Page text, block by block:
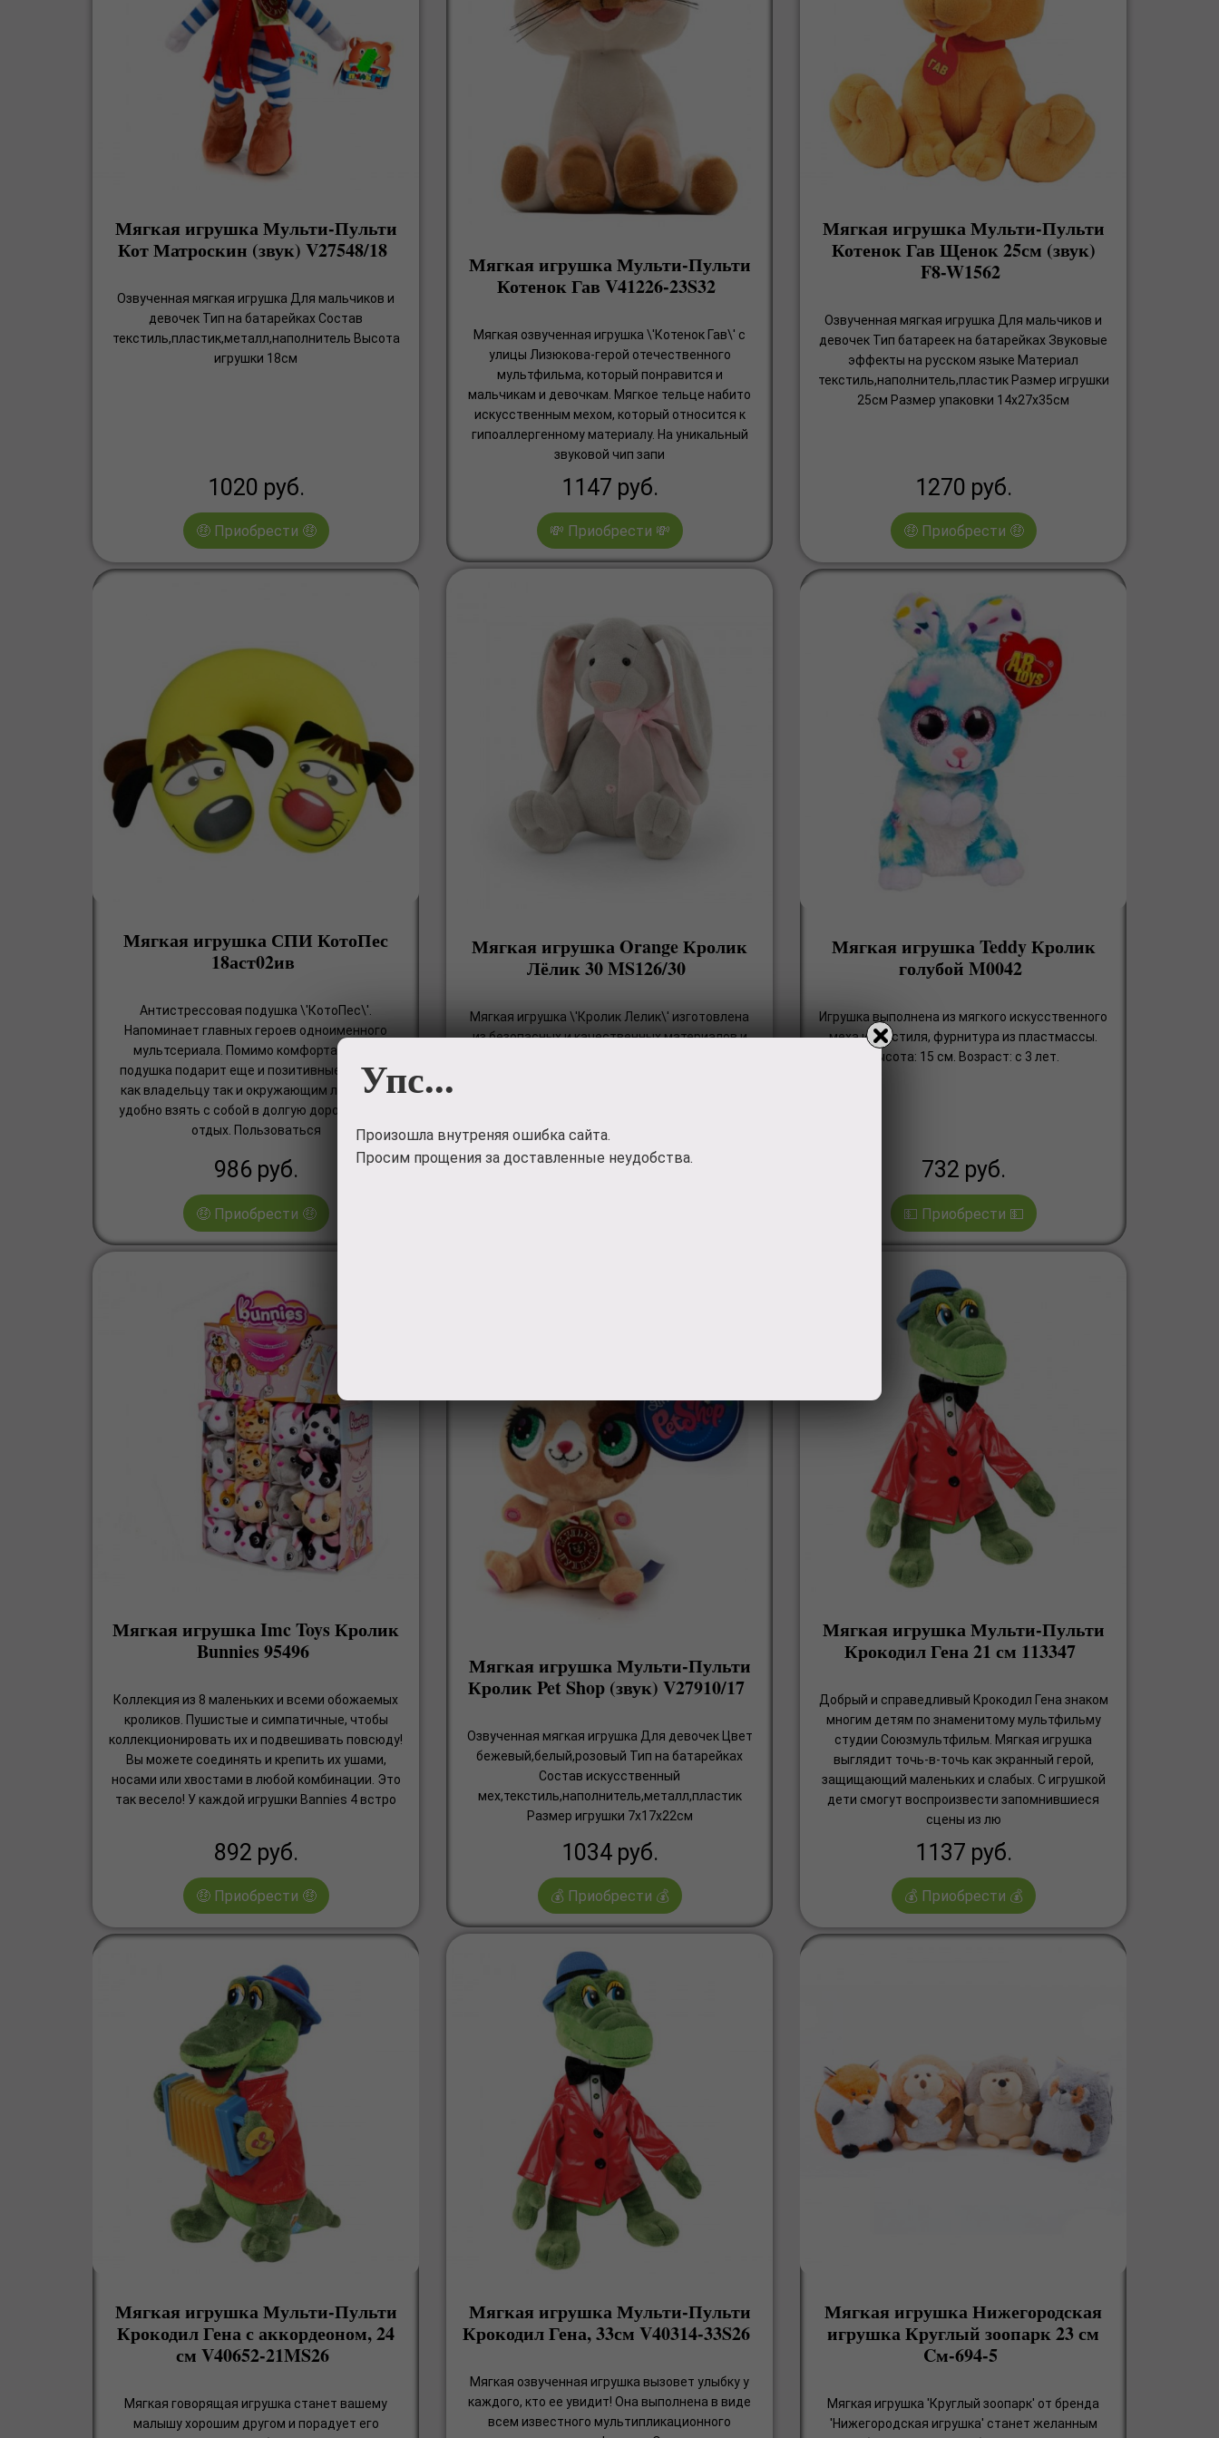
Мягкая игрушка Мульти-Пульти
Кот Матроскин (звук) V27548/18
Озвученная мягкая игрушка Для мальчиков и
девочек Тип на батарейках Состав
текстиль,пластик,металл,наполнитель Высота
игрушки 18см
1020 руб.
🤑 Приобрести 🤑
Мягкая игрушка Мульти-Пульти
Котенок Гав V41226-23S32
Мягкая озвученная игрушка \'Котенок Гав\' с
улицы Лизюкова-герой отечественного
мультфильма, который понравится и
мальчикам и девочкам. Мягкое тельце набито
искусственным мехом, который относится к
гипоаллергенному материалу. На уникальный
звуковой чип запи
1147 руб.
💸 Приобрести 💸
Мягкая игрушка Мульти-Пульти
Котенок Гав Щенок 25см (звук)
F8-W1562
Озвученная мягкая игрушка Для мальчиков и
девочек Тип батареек на батарейках Звуковые
эффекты на русском языке Материал
текстиль,наполнитель,пластик Размер игрушки
25см Размер упаковки 14x27x35см
1270 руб.
🤑 Приобрести 🤑
Мягкая игрушка СПИ КотоПес
18аст02ив
Антистрессовая подушка \'КотоПес\'.
Напоминает главных героев одноименного
мультсериала. Помимо комфорта, такая
подушка подарит еще и позитивные эмоции,
как владельцу так и окружающим людям. Ее
удобно взять с собой в долгую дорогу или на
отдых. Пользоваться
986 руб.
🤑 Приобрести 🤑
Мягкая игрушка Orange Кролик
Лёлик 30 MS126/30
Мягкая игрушка \'Кролик Лелик\' изготовлена
из безопасных и качественных материалов и
друг с другом
1256руб.
Мягкая игрушка Teddy Кролик
голубой M0042
Игрушка выполнена из мягкого искусственного
меха и текстиля, фурнитура из пластмассы.
Высота: 15 см. Возраст: с 3 лет.
732 руб.
💵 Приобрести 💵
Мягкая игрушка Imc Toys Кролик
Bunnies 95496
Коллекция из 8 маленьких и всеми обожаемых
кроликов. Пушистые и симпатичные, чтобы
коллекционировать их и подвешивать повсюду!
Вы можете соединять и крепить их ушами,
носами или хвостами в любой комбинации. Это
так весело! У каждой игрушки Bannies 4 встро
892 руб.
🤑 Приобрести 🤑
Мягкая игрушка Мульти-Пульти
Кролик Pet Shop (звук) V27910/17
Озвученная мягкая игрушка Для девочек Цвет
бежевый,белый,розовый Тип на батарейках
Состав искусственный
мех,текстиль,наполнитель,металл,пластик
Размер игрушки 7x17x22см
1034 руб.
💰 Приобрести 💰
Мягкая игрушка Мульти-Пульти
Крокодил Гена 21 см 113347
Добрый и справедливый Крокодил Гена знаком
многим детям по знаменитому мультфильму
студии Союзмультфильм. Мягкая игрушка
выглядит точь-в-точь как экранный герой,
защищающий маленьких и слабых. С игрушкой
дети смогут воспроизвести запомнившиеся
сцены из лю
1137 руб.
💰 Приобрести 💰
Мягкая игрушка Мульти-Пульти
Крокодил Гена с аккордеоном, 24
см V40652-21MS26
Мягкая говорящая игрушка станет вашему
малышу хорошим другом и порадует его
Мягкая игрушка Мульти-Пульти
Крокодил Гена, 33см V40314-33S26
Мягкая озвученная игрушка вызовет улыбку у
каждого, кто ее увидит! Она выполнена в виде
всем известного мультипликационного
Мягкая игрушка Нижегородская
игрушка Круглый зоопарк 23 см
Cм-694-5
Мягкая игрушка 'Круглый зоопарк' от бренда
'Нижегородская игрушка' станет желанным
Упс...
Произошла внутреняя ошибка сайта.
Просим прощения за доставленные неудобства.